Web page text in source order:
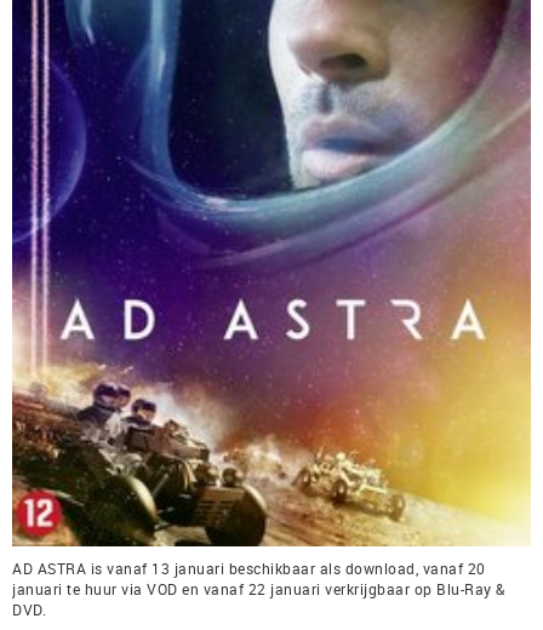
AD ASTRA is vanaf 13 januari beschikbaar als download, vanaf 20
januari te huur via VOD en vanaf 22 januari verkrijgbaar op Blu-Ray &
DVD.